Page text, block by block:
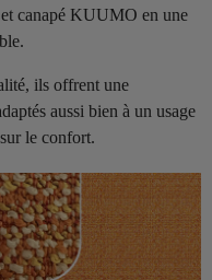
canapé KUUMO en une
ils offrent une
aussi bien à un usage
le confort.